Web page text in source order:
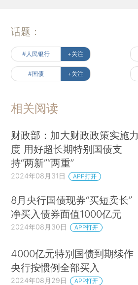
话题：
#人民银行 +关注
#国债 +关注
相关阅读
财政部：加大财政政策实施力
度 用好超长期特别国债支
持“两新”“两重”
2024年08月31日 APP打开
8月央行国债现券“买短卖长”
净买入债券面值1000亿元
2024年08月30日 APP打开
4000亿元特别国债到期续作
央行按惯例全部买入
2024年08月29日 APP打开